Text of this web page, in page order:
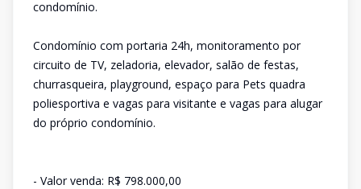
condomínio.
Condomínio com portaria 24h, monitoramento por
circuito de TV, zeladoria, elevador, salão de festas,
churrasqueira, playground, espaço para Pets quadra
poliesportiva e vagas para visitante e vagas para alugar
do próprio condomínio.
- Valor venda: R$ 798.000,00